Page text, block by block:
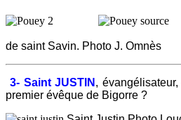
de saint Savin. Photo J. Omnès
3- Saint JUSTIN ,
premier évêque de Bigorre ?